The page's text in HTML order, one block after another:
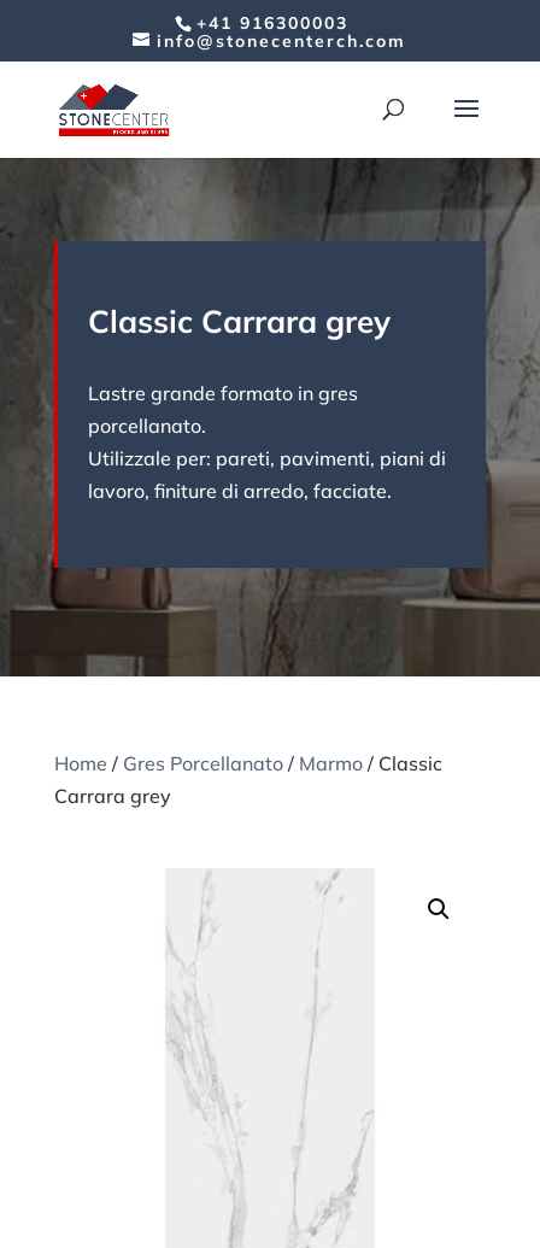
+41 916300003
info@stonecenterch.com
Classic Carrara grey
Lastre grande formato in gres
porcellanato.
Utilizzale per: pareti, pavimenti, piani di
lavoro, finiture di arredo, facciate.
Home / Gres Porcellanato/ Marmo/ Classic
Carrara grey